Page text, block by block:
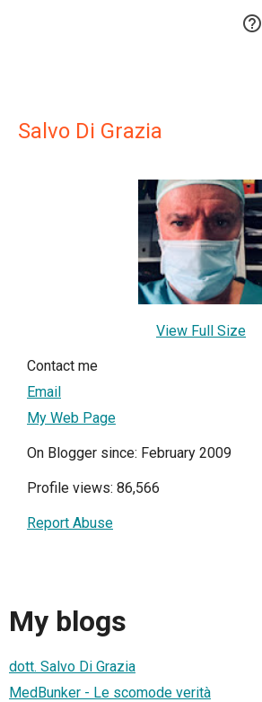

Salvo Di Grazia
View Full Size
Contact me
Email
My Web Page
On Blogger since: February 2009
Profile views: 86,566
Report Abuse
My blogs
dott. Salvo Di Grazia
MedBunker - Le scomode verità